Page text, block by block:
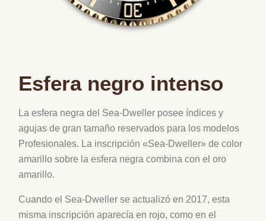
Esfera negro intenso
La esfera negra del Sea‑Dweller posee índices y
agujas de gran tamaño reservados para los modelos
Profesionales. La inscripción «Sea‑Dweller» de color
amarillo sobre la esfera negra combina con el oro
amarillo.
Cuando el Sea‑Dweller se actualizó en 2017, esta
misma inscripción aparecía en rojo, como en el